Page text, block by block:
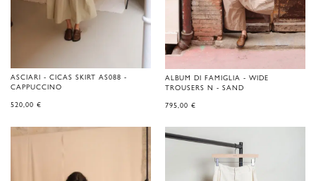
ASCIARI - CICAS SKIRT AS088 -
CAPPUCCINO
520,00 €
ALBUM DI FAMIGLIA - WIDE
TROUSERS N - SAND
795,00 €